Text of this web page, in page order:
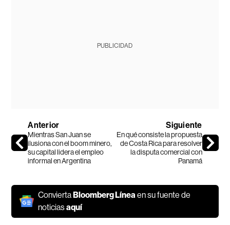
PUBLICIDAD
Anterior
Mientras San Juan se
ilusiona con el boom minero,
su capital lidera el empleo
informal en Argentina
Siguiente
En qué consiste la propuesta
de Costa Rica para resolver
la disputa comercial con
Panamá
ConviertaBloomberg Línea en su fuente de
noticiasaquí